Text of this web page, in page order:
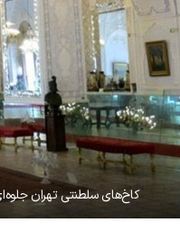
کاخ‌های سلطنتی تهران جلوه‌ای